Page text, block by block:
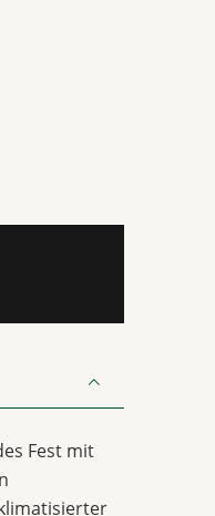
Fest mit